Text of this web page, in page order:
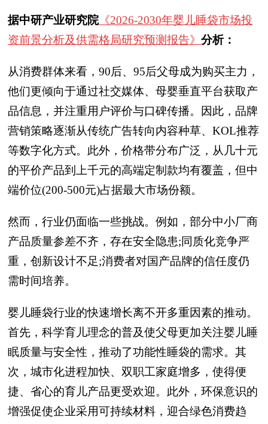
据中研产业研究院《2026-2030年婴儿睡袋市场投
资前景分析及供需格局研究预测报告》 分析：
从消费群体来看，90后、95后父母成为购买主力，
他们更倾向于通过社交媒体、母婴垂直平台获取产
品信息，并注重用户评价与口碑传播。因此，品牌
营销策略逐渐从传统广告转向内容种草、KOL推荐
等数字化方式。此外，价格带分布广泛，从几十元
的平价产品到上千元的高端定制款均有覆盖，但中
端价位(200-500元)占据最大市场份额。
然而，行业仍面临一些挑战。例如，部分中小厂商
产品质量参差不齐，存在安全隐患;同质化竞争严
重，创新设计不足;消费者对国产品牌的信任度仍
需时间培养。
婴儿睡袋行业的快速增长离不开多重因素的推动。
首先，科学育儿理念的普及使父母更加关注婴儿睡
眠质量与安全性，推动了功能性睡袋的需求。其
次，城市化进程加快、双职工家庭增多，使得便
捷、省心的育儿产品更受欢迎。此外，环保意识的
增强促使企业采用可持续材料，迎合绿色消费趋